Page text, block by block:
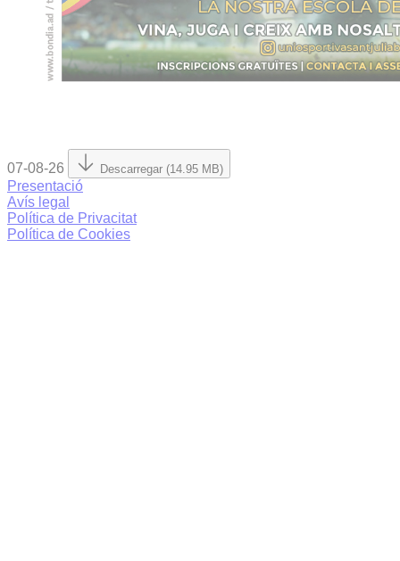
07-08-26 Descarregar (14.95 MB)
Presentació
Avís legal
Política de Privacitat
Política de Cookies